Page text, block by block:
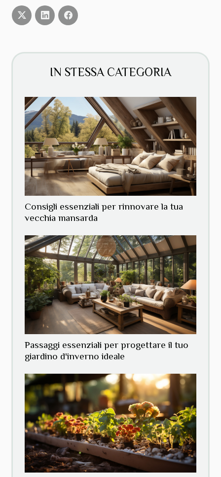
IN STESSA CATEGORIA
Consigli essenziali per rinnovare la tua
vecchia mansarda
Passaggi essenziali per progettare il tuo
giardino d'inverno ideale